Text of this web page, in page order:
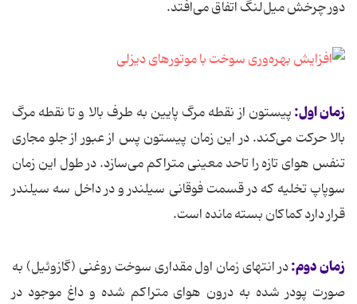
دور چرخش میل‌لنگ اتفاق می‌افتد.
زمان اول:پیستون از نقطه مرگ پایین به طرف بالا و تا نقطه مرگ
بالا حرکت می‌کند. در این زمان پیستون پس از عبور از جلو مجاری
تنفس هوای تازه را تاحد معینی متراکم می‌سازد. در طول این زمان
سوپاپ تخلیه که در قسمت فوقانی سیلندر و در داخل سه سیلندر
قرار دارد کماکان بسته مانده است.
زمان دوم:در انتهای زمان اول مقداری سوخت روغنی (گازوئیل) به
صورت پودر شده به درون هوای متراکم شده و داغ موجود در